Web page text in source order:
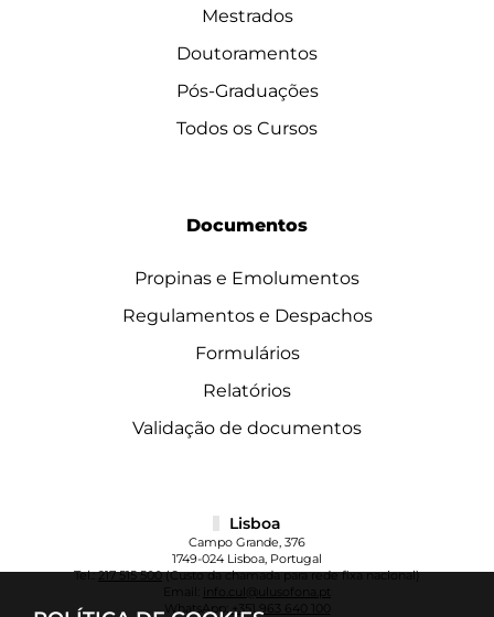
Mestrados
Doutoramentos
Pós-Graduações
Todos os Cursos
Documentos
Propinas e Emolumentos
Regulamentos e Despachos
Formulários
Relatórios
Validação de documentos
Lisboa
Campo Grande, 376
1749-024 Lisboa, Portugal
Tel.:217 515 500(Custo da chamada para rede fixa nacional)
info.cul@ulusofona.pt
WhatsApp:+351 963 640 100